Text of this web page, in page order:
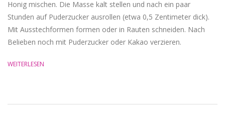
Honig mischen. Die Masse kalt stellen und nach ein paar
Stunden auf Puderzucker ausrollen (etwa 0,5 Zentimeter dick).
Mit Ausstechformen formen oder in Rauten schneiden. Nach
Belieben noch mit Puderzucker oder Kakao verzieren.
WEITERLESEN